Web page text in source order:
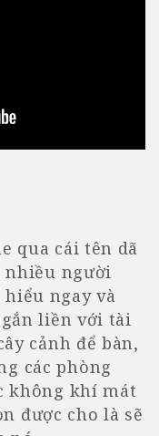
qua cái tên dã
người
ngay và
liền với tài
cảnh để bàn,
các phòng
không khí mát
được cho là sẽ